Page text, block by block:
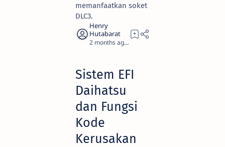
memanfaatkan soket
DLC3.
2 months ago
Sistem EFI
Daihatsu
dan Fungsi
Kode
Kerusakan